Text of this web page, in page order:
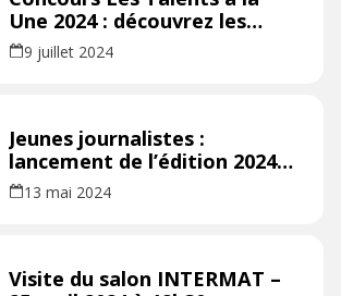
Une 2024 : découvrez les
lauréats !
9 juillet 2024
Jeunes journalistes :
lancement de l’édition 2024
des « Talents à la Une »
13 mai 2024
Visite du salon INTERMAT –